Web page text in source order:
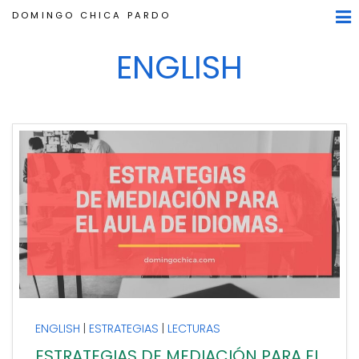
DOMINGO CHICA PARDO
ENGLISH
En la enseñanza de idiomas, la competencia
específica 4 se centra en el desarrollo de la
ENGLISH ESTRATEGIAS LECTURAS